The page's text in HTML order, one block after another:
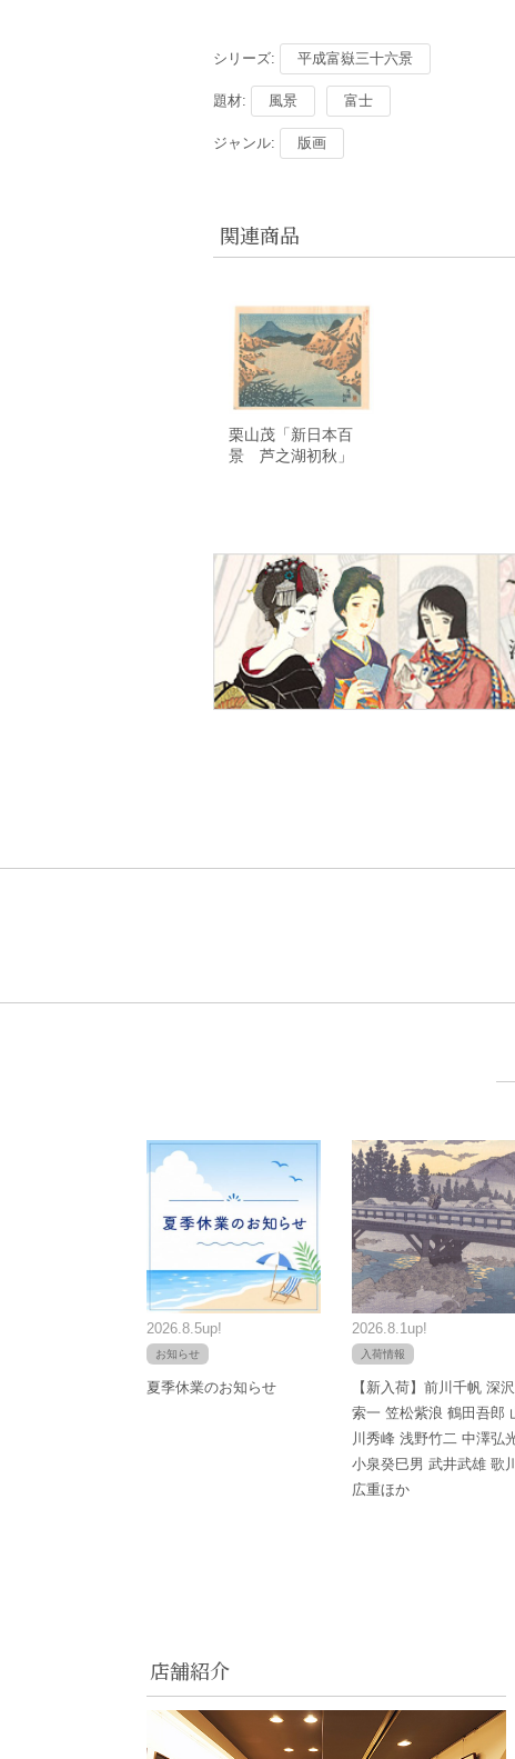
シリーズ: 平成富嶽三十六景
題材: 風景 富士
ジャンル: 版画
関連商品
栗山茂「新日本百
景 芦之湖初秋」
2026.8.5up!
お知らせ
夏季休業のお知らせ
2026.8.1up!
入荷情報
【新入荷】前川千帆 深沢
索一 笠松紫浪 鶴田吾郎
川秀峰 浅野竹二 中澤弘
小泉癸巳男 武井武雄 歌川
広重ほか
店舗紹介